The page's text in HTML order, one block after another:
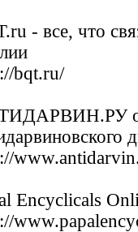
- все, что
bqt.ru/
Encyclicals